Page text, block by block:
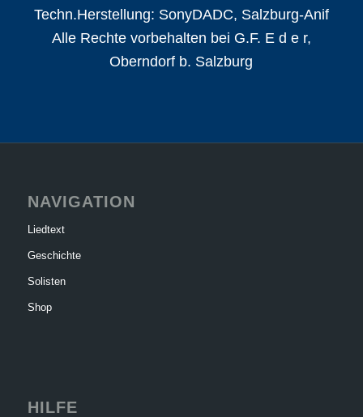
Techn.Herstellung: SonyDADC, Salzburg-Anif
Alle Rechte vorbehalten bei G.F. E d e r,
Oberndorf b. Salzburg
NAVIGATION
Liedtext
Geschichte
Solisten
Shop
HILFE